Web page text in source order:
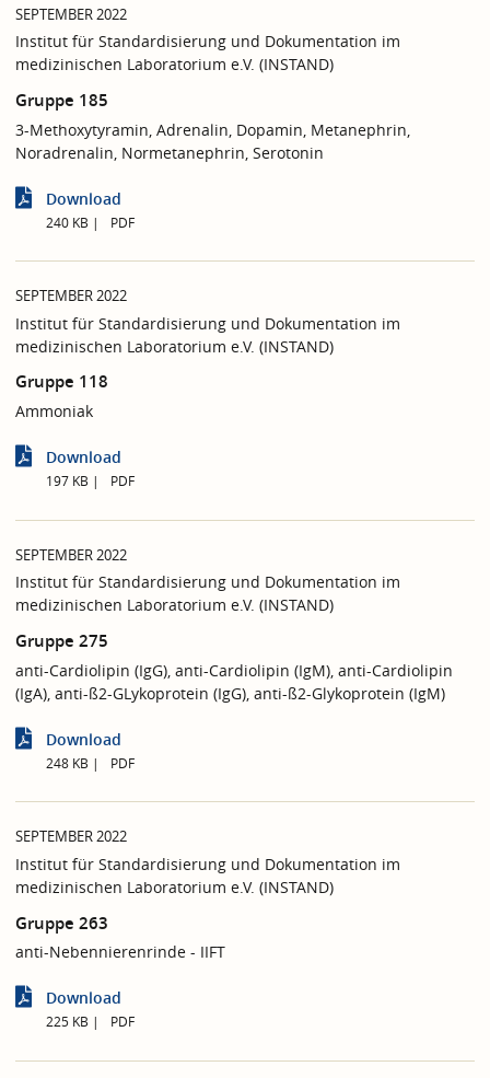
SEPTEMBER 2022
Institut für Standardisierung und Dokumentation im
medizinischen Laboratorium e.V. (INSTAND)
Gruppe 185
3-Methoxytyramin, Adrenalin, Dopamin, Metanephrin,
Noradrenalin, Normetanephrin, Serotonin
Download
240 KB PDF
SEPTEMBER 2022
Institut für Standardisierung und Dokumentation im
medizinischen Laboratorium e.V. (INSTAND)
Gruppe 118
Ammoniak
Download
197 KB PDF
SEPTEMBER 2022
Institut für Standardisierung und Dokumentation im
medizinischen Laboratorium e.V. (INSTAND)
Gruppe 275
anti-Cardiolipin (IgG), anti-Cardiolipin (IgM), anti-Cardiolipin
(IgA), anti-ß2-GLykoprotein (IgG), anti-ß2-Glykoprotein (IgM)
Download
248 KB PDF
SEPTEMBER 2022
Institut für Standardisierung und Dokumentation im
medizinischen Laboratorium e.V. (INSTAND)
Gruppe 263
anti-Nebennierenrinde - IIFT
Download
225 KB PDF